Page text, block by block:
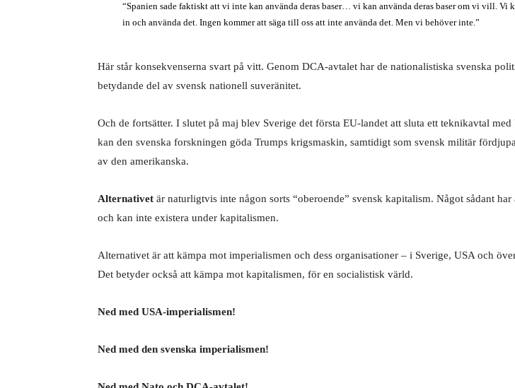
“Spanien sade faktiskt att vi inte kan använda deras baser… vi kan använda deras baser om vi vill. Vi
in och använda det. Ingen kommer att säga till oss att inte använda det. Men vi behöver inte.”
Här står konsekvenserna svart på vitt. Genom DCA-avtalet har de nationalistiska svenska
betydande del av svensk nationell suveränitet.
Och de fortsätter. I slutet på maj blev Sverige det första EU-landet att sluta ett teknikavtal med
kan den svenska forskningen göda Trumps krigsmaskin, samtidigt som svensk militär
av den amerikanska.
Alternativet är naturligtvis inte någon sorts “oberoende” svensk kapitalism. Något sådant
och kan inte existera under kapitalismen.
Alternativet är att kämpa mot imperialismen och dess organisationer – i Sverige, USA och
Det betyder också att kämpa mot kapitalismen, för en socialistisk värld.
Ned med USA-imperialismen!
Ned med den svenska imperialismen!